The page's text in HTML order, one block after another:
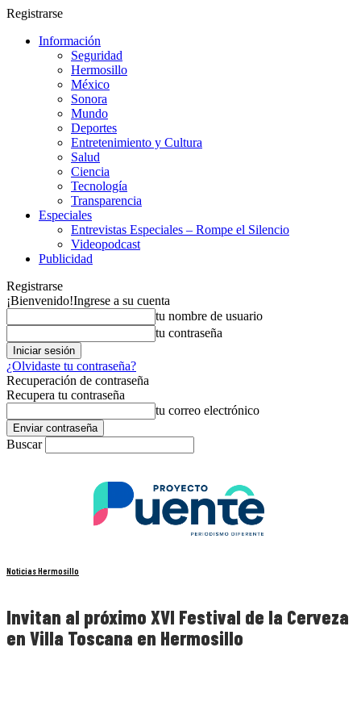
Registrarse
Información
Seguridad
Hermosillo
México
Sonora
Mundo
Deportes
Entretenimiento y Cultura
Salud
Ciencia
Tecnología
Transparencia
Especiales
Entrevistas Especiales – Rompe el Silencio
Videopodcast
Publicidad
Registrarse
¡Bienvenido!Ingrese a su cuenta
tu nombre de usuario
tu contraseña
¿Olvidaste tu contraseña?
Recuperación de contraseña
Recupera tu contraseña
tu correo electrónico
Buscar
Noticias Hermosillo
Invitan al próximo XVI Festival de la Cerveza
en Villa Toscana en Hermosillo